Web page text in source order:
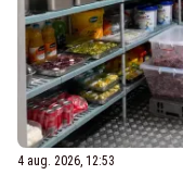
4 aug. 2026, 12:53